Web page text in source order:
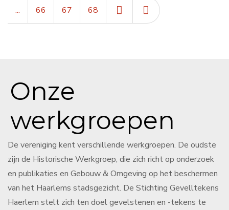
... 66 67 68
Onze
werkgroepen
De vereniging kent verschillende werkgroepen. De oudste
zijn de Historische Werkgroep, die zich richt op onderzoek
en publikaties en Gebouw & Omgeving op het beschermen
van het Haarlems stadsgezicht. De Stichting Gevelltekens
Haerlem stelt zich ten doel gevelstenen en -tekens te